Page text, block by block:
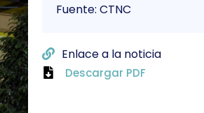
Fuente: CTNC
Enlace a la noticia
Descargar PDF